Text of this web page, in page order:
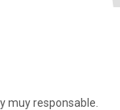
muy responsable.